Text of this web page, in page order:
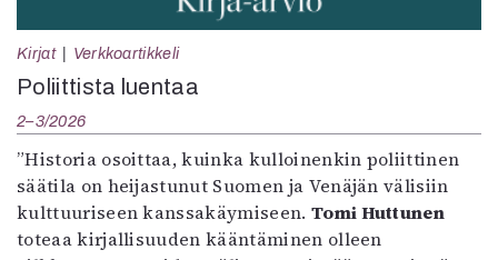
Kirjat Verkkoartikkeli
Poliittista luentaa
2–3/2026
”Historia osoittaa, kuinka kulloinenkin poliittinen
säätila on heijastunut Suomen ja Venäjän välisiin
kulttuuriseen kanssakäymiseen. Tomi Huttunen
toteaa kirjallisuuden kääntäminen olleen